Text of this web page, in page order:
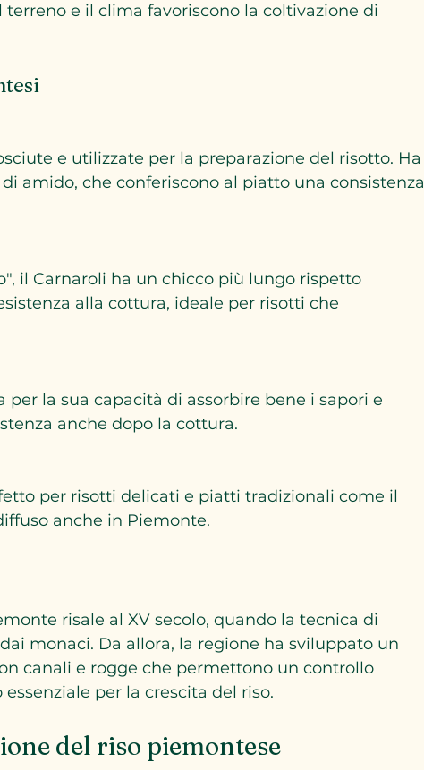
terreno e il clima favoriscono la coltivazione di
amido, che conferiscono al piatto una consistenza
alla cottura, ideale per risotti che
anche dopo la cottura.
anche in Piemonte.
risale al XV secolo, quando la tecnica di
monaci. Da allora, la regione ha sviluppato un
canali e rogge che permettono un controllo
per la crescita del riso.
del riso piemontese